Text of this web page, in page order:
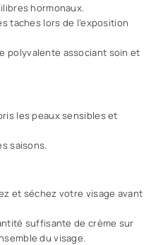
hormonaux.
taches lors de l’exposition
polyvalente associant soin et
les peaux sensibles et
saisons.
et séchez votre visage avant
suffisante de crème sur
du visage.